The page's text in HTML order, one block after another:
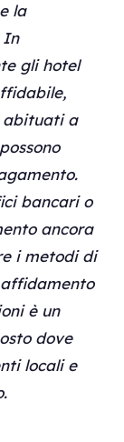
la
In
gli hotel
abituati a
bancari o
ancora
i metodi di
è un
dove
locali e